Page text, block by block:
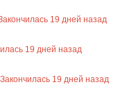
19 дней назад
19 дней назад
Закончилась 19 дней назад